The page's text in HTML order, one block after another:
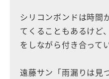
シリコンボンドは時間
てくることもあるけど
をしながら付き合って
遠藤サン「雨漏りは見